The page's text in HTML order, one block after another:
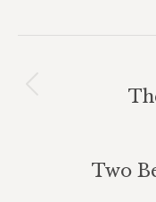
Two